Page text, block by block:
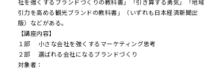
社を強くするブランドづくりの教科書」「引き算する勇気」「地域
引力を高める観光ブランドの教科書」（いずれも日本経済新聞出
版）などがある。
【講座内容】
１部 小さな会社を強くするマーケティング思考
２部 選ばれる会社になるブランドづくり
対象者：